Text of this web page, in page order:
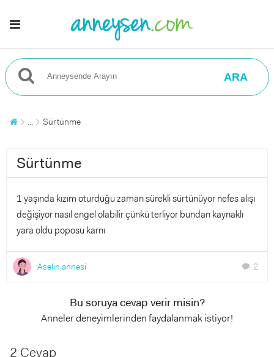
ARA
... Sürtünme
Sürtünme
1 yaşında kızım oturduğu zaman sürekli sürtünüyor nefes alışı
değişiyor nasıl engel olabilir çünkü terliyor bundan kaynaklı
yara oldu poposu karnı
Aselin annesi chat 2
Bu soruya cevap verir misin?
Anneler deneyimlerinden faydalanmak istiyor!
2 Cevap